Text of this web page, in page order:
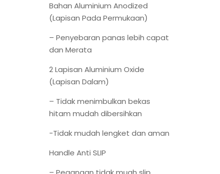
Bahan Aluminium Anodized
(Lapisan Pada Permukaan)
– Penyebaran panas lebih capat
dan Merata
2 Lapisan Aluminium Oxide
(Lapisan Dalam)
– Tidak menimbulkan bekas
hitam mudah dibersihkan
-Tidak mudah lengket dan aman
Handle Anti SLIP